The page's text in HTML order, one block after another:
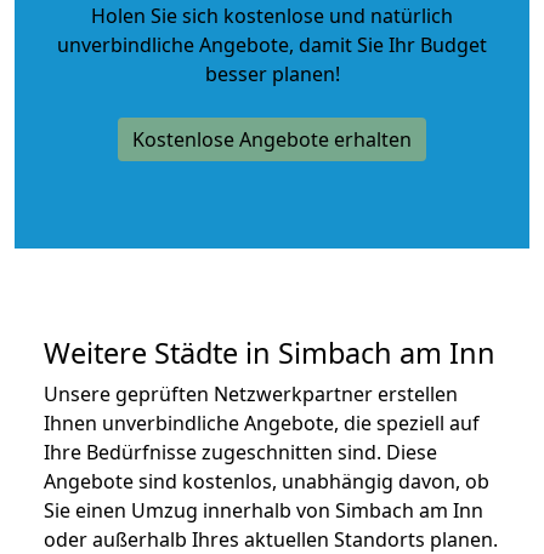
Holen Sie sich kostenlose und natürlich
unverbindliche Angebote, damit Sie Ihr Budget
besser planen!
Kostenlose Angebote erhalten
Weitere Städte in Simbach am Inn
Unsere geprüften Netzwerkpartner erstellen
Ihnen unverbindliche Angebote, die speziell auf
Ihre Bedürfnisse zugeschnitten sind. Diese
Angebote sind kostenlos, unabhängig davon, ob
Sie einen Umzug innerhalb von Simbach am Inn
oder außerhalb Ihres aktuellen Standorts planen.